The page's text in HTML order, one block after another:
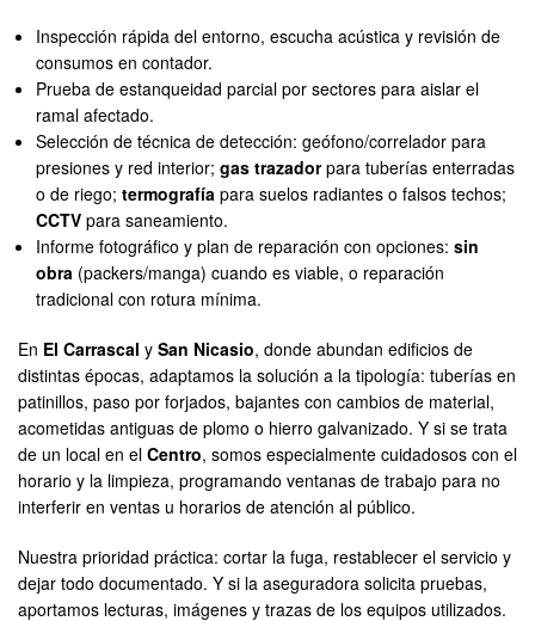
Inspección rápida del entorno, escucha acústica y revisión de
consumos en contador.
Prueba de estanqueidad parcial por sectores para aislar el
ramal afectado.
Selección de técnica de detección: geófono/correlador para
presiones y red interior;gas trazadorpara tuberías enterradas
o de riego;termografía para suelos radiantes o falsos techos;
CCTV para saneamiento.
Informe fotográfico y plan de reparación con opciones:sin
obra (packers/manga) cuando es viable, o reparación
tradicional con rotura mínima.
En El Carrascal y San Nicasio, donde abundan edificios de
distintas épocas, adaptamos la solución a la tipología: tuberías en
patinillos, paso por forjados, bajantes con cambios de material,
acometidas antiguas de plomo o hierro galvanizado. Y si se trata
de un local en el Centro, somos especialmente cuidadosos con el
horario y la limpieza, programando ventanas de trabajo para no
interferir en ventas u horarios de atención al público.
Nuestra prioridad práctica: cortar la fuga, restablecer el servicio y
dejar todo documentado. Y si la aseguradora solicita pruebas,
aportamos lecturas, imágenes y trazas de los equipos utilizados.